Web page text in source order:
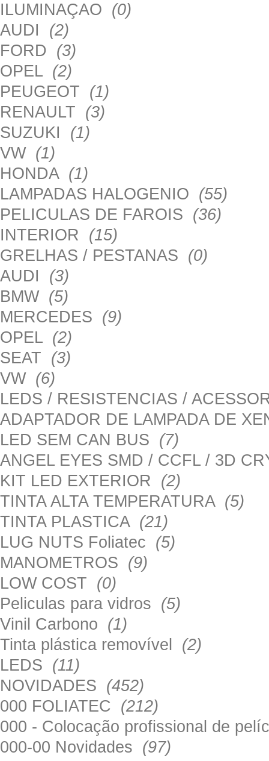
ILUMINAÇAO (0)
AUDI (2)
FORD (3)
OPEL (2)
PEUGEOT (1)
RENAULT (3)
SUZUKI (1)
VW (1)
HONDA (1)
LAMPADAS HALOGENIO (55)
PELICULAS DE FAROIS (36)
INTERIOR (15)
GRELHAS / PESTANAS (0)
AUDI (3)
BMW (5)
MERCEDES (9)
OPEL (2)
SEAT (3)
VW (6)
LEDS / RESISTENCIAS /
ADAPTADOR DE LAMPADA DE
LED SEM CAN BUS (7)
ANGEL EYES SMD / CCFL / 3D
KIT LED EXTERIOR (2)
TINTA ALTA TEMPERATURA (5)
TINTA PLASTICA (21)
LUG NUTS Foliatec (5)
MANOMETROS (9)
LOW COST (0)
Peliculas para vidros (5)
Vinil Carbono (1)
Tinta plástica removível (2)
LEDS (11)
NOVIDADES (452)
000 FOLIATEC (212)
000 - Colocação profissional de
000-00 Novidades (97)